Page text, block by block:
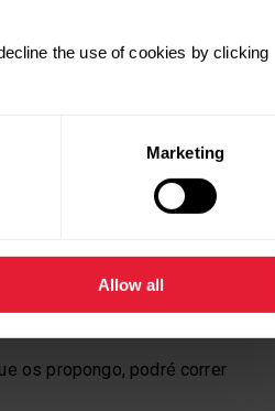
the use of cookies by clicking
Marketing
Allow all
chifla y aquello de:
Me gusta la bicicleta y
de correr, si puedo, jamás.
os propongo, podré correr